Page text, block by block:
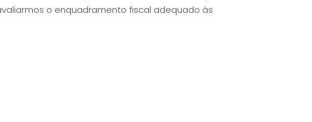
o enquadramento fiscal adequado às